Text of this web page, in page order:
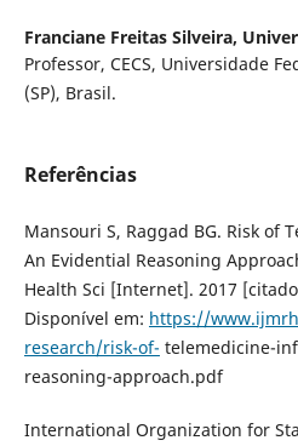
Franciane Freitas Silveira,
Professor, CECS, Universidade
(SP), Brasil.
Referências
Mansouri S, Raggad BG. Risk of
An Evidential Reasoning
Health Sci [Internet]. 2017
Disponível em: https://
research/risk-of- telemedicine-
reasoning-approach.pdf
International Organization for